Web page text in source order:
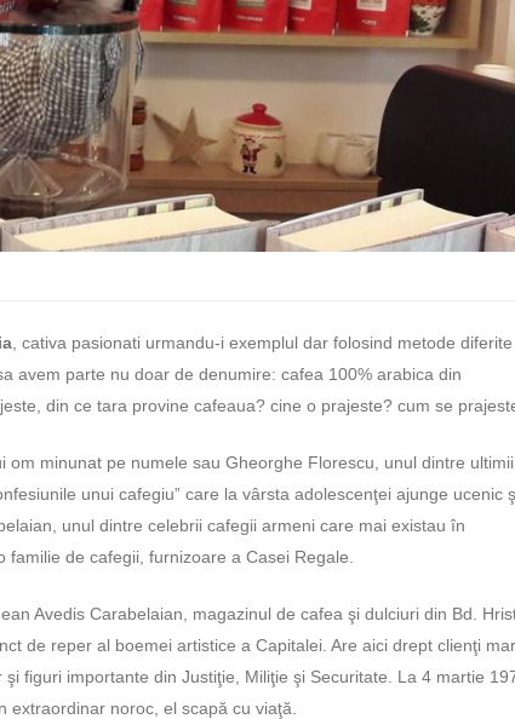
, cativa pasionati urmandu-i exemplul dar folosind metode diferite
avem parte nu doar de denumire: cafea 100% arabica din
din ce tara provine cafeaua? cine o prajeste? cum se
minunat pe numele sau Gheorghe Florescu, unul dintre ultimii
unui cafegiu” care la vârsta adolescenţei ajunge ucenic
unul dintre celebrii cafegii armeni care mai existau în
de cafegii, furnizoare a Casei Regale.
Avedis Carabelaian, magazinul de cafea şi dulciuri din Bd.
de reper al boemei artistice a Capitalei. Are aici drept clienţi
figuri im­portante din Justiţie, Miliţie şi Securitate. La 4 martie
extraordinar noroc, el scapă cu viaţă.